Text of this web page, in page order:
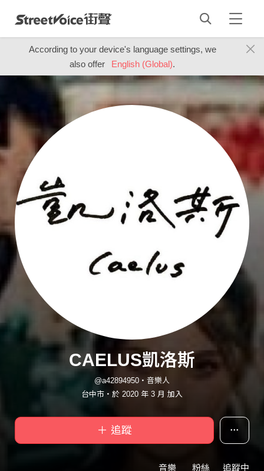
According to your device's language settings, we
also offer
English (Global).
CAELUS凱洛斯
@a42894950・音樂人
台中市・於 2020 年 3 月 加入
＋ 追蹤
音樂 粉絲 追蹤中